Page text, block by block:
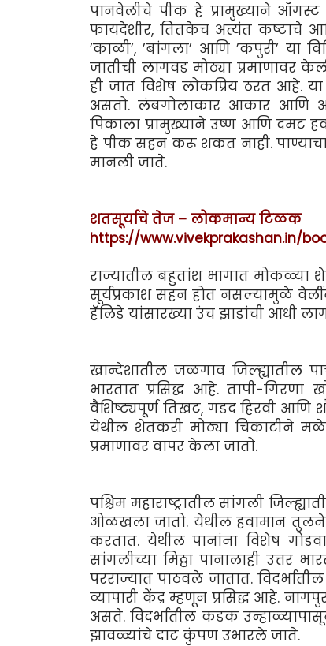
पानवेलीचे पीक हे प्रामुख्याने
फायदेशीर, तितकेच अत्यंत कष्टाचे आणि
’काळी’, ’बांगला’ आणि ’कपुरी’ या
जातीची लागवड मोठ्या प्रमाणावर
ही जात विशेष लोकप्रिय ठरत आहे.
असतो. लंबगोलाकार आकार आणि
पिकाला प्रामुख्याने उष्ण आणि दमट
हे पीक सहन करू शकत नाही. पाण्याचा
मानली जाते.
शतसूर्याचे तेज – लोकमान्य टिळक
https://www.vivekprakashan.in/
राज्यातील बहुतांश भागात मोकळ्या
सूर्यप्रकाश सहन होत नसल्यामुळे
हॅलिडे यांसारख्या उंच झाडांची आधी
खान्देशातील जळगाव जिल्ह्यातील
भारतात प्रसिद्ध आहे. तापी-
वैशिष्ट्यपूर्ण तिखट, गडद हिरवी आणि
येथील शेतकरी मोठ्या चिकाटीने मळे
प्रमाणावर वापर केला जातो.
पश्चिम महाराष्ट्रातील सांगली
ओळखला जातो. येथील हवामान तुलनेने
करतात. येथील पानांना विशेष
सांगलीच्या मिठ्ठा पानालाही
परराज्यात पाठवले जातात.
व्यापारी केंद्र म्हणून प्रसिद्ध आहे.
असते. विदर्भातील कडक
झावळ्यांचे दाट कुंपण उभारले जाते.